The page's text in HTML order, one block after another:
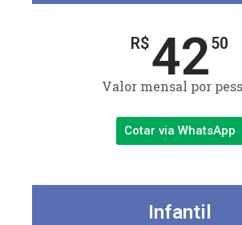
R$4250
Valor mensal por
Cotar via WhatsApp
Infantil